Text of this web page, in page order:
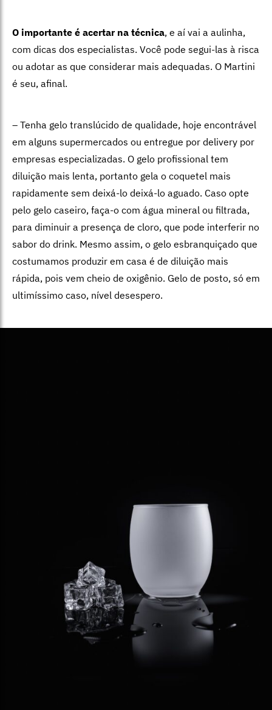
O importante é acertar na técnica, e aí vai a aulinha,
com dicas dos especialistas. Você pode segui-las à risca
ou adotar as que considerar mais adequadas. O Martini
é seu, afinal.
– Tenha gelo translúcido de qualidade, hoje encontrável
em alguns supermercados ou entregue por delivery por
empresas especializadas. O gelo profissional tem
diluição mais lenta, portanto gela o coquetel mais
rapidamente sem deixá-lo deixá-lo aguado. Caso opte
pelo gelo caseiro, faça-o com água mineral ou filtrada,
para diminuir a presença de cloro, que pode interferir no
sabor do drink. Mesmo assim, o gelo esbranquiçado que
costumamos produzir em casa é de diluição mais
rápida, pois vem cheio de oxigênio. Gelo de posto, só em
ultimíssimo caso, nível desespero.